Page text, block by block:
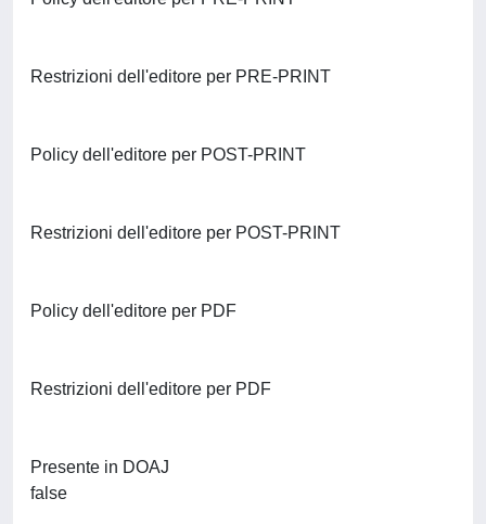
Restrizioni dell'editore per PRE-PRINT
Policy dell'editore per POST-PRINT
Restrizioni dell'editore per POST-PRINT
Policy dell'editore per PDF
Restrizioni dell'editore per PDF
Presente in DOAJ